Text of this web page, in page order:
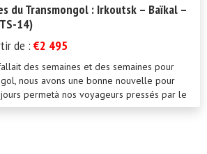
du Transmongol : Irkoutsk – Baïkal –
14)
de :€2 495
des semaines et des semaines pour
nous avons une bonne nouvelle pour
permetà nos voyageurs pressés par le